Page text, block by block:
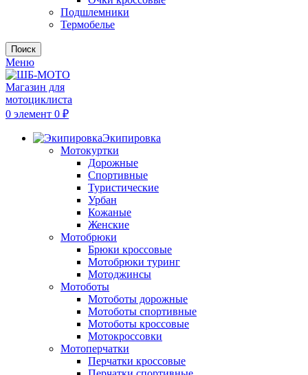
Подшлемники
Термобелье
Поиск
Меню
0 элемент 0 ₽
Экипировка
Мотокуртки
Дорожные
Спортивные
Туристические
Урбан
Кожаные
Женские
Мотобрюки
Брюки кроссовые
Мотобрюки туринг
Мотоджинсы
Мотоботы
Мотоботы дорожные
Мотоботы спортивные
Мотоботы кроссовые
Мотокроссовки
Мотоперчатки
Перчатки кроссовые